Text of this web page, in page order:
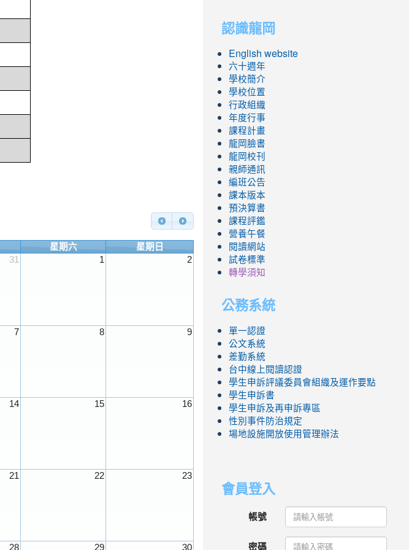
星期六
星期日
31 1 2
7 8 9
14 15 16
21 22 23
28 29 30
認識龍岡
English website
六十週年
學校簡介
學校位置
行政組織
年度行事
課程計畫
龍岡臉書
龍岡校刊
親師通訊
編班公告
課本版本
預決算書
課程評鑑
營養午餐
閱讀網站
試卷標準
轉學須知
公務系統
單一認證
公文系統
差勤系統
台中線上閱讀認證
學生申訴評議委員會組織及運作要點
學生申訴書
學生申訴及再申訴專區
性別事件防治規定
場地設施開放使用管理辦法
會員登入
帳號
密碼